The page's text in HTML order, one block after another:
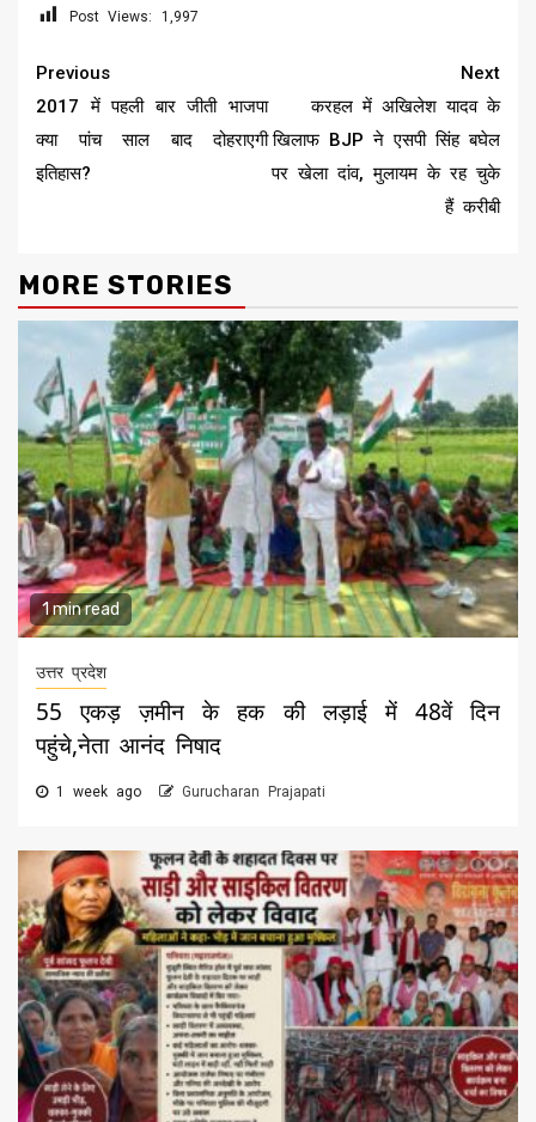
Post Views: 1,997
Continue
Reading
Previous
2017 में पहली बार जीती भाजपा
क्‍या पांच साल बाद दोहराएगी
इतिहास?
Next
करहल में अखिलेश यादव के
खिलाफ BJP ने एसपी सिंह बघेल
पर खेला दांव, मुलायम के रह चुके
हैं करीबी
MORE STORIES
1 min read
उत्तर प्रदेश
55 एकड़ ज़मीन के हक की लड़ाई में 48वें दिन
पहुंचे,नेता आनंद निषाद
1 week ago Gurucharan Prajapati